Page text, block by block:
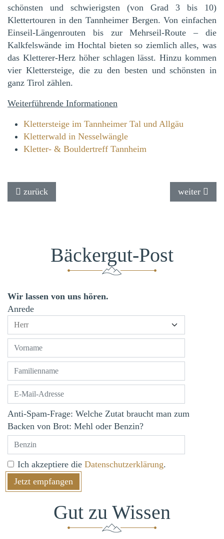
schönsten und schwierigsten (von Grad 3 bis 10)
Klettertouren in den Tannheimer Bergen. Von einfachen
Einseil-Längenrouten bis zur Mehrseil-Route – die
Kalkfelswände im Hochtal bieten so ziemlich alles, was
das Kletterer-Herz höher schlagen lässt. Hinzu kommen
vier Klettersteige, die zu den besten und schönsten in
ganz Tirol zählen.
Weiterführende Informationen
Klettersteige im Tannheimer Tal und Allgäu
Kletterwald in Nesselwängle
Kletter- & Bouldertreff Tannheim
Vorheriger Beitrag: Schwimmen & Baden
zurück Nächster
weiter
Bäckergut-Post
Wir lassen von uns hören.
Anrede
Anti-Spam-Frage: Welche Zutat braucht man zum
Backen von Brot: Mehl oder Benzin?
Ich akzeptiere die Datenschutzerklärung.
Gut zu Wissen